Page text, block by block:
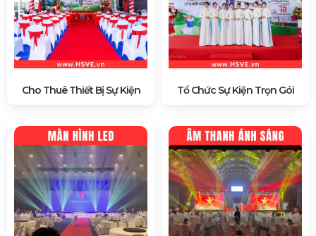
Cho Thuê Thiết Bị Sự Kiện Tổ Chức Sự Kiện Trọn Gói